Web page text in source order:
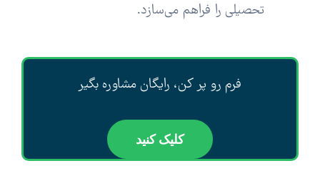
تحصیلی را فراهم می‌سازد.
فرم رو پر کن، رایگان مشاوره بگیر
کلیک کنید